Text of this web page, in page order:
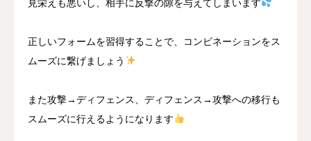
見栄えも悪いし、相手に反撃の隙を与えてしまいます
正しいフォームを習得することで、コンビネーションをス
ムーズに繋げましょう
また攻撃→ディフェンス、ディフェンス→攻撃への移行も
スムーズに行えるようになります